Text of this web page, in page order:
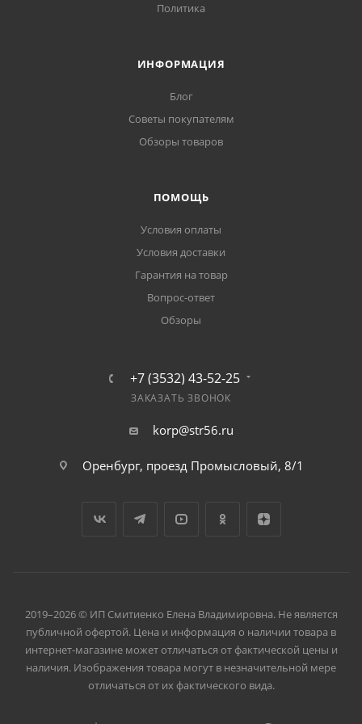
Политика
ИНФОРМАЦИЯ
Блог
Советы покупателям
Обзоры товаров
ПОМОЩЬ
Условия оплаты
Условия доставки
Гарантия на товар
Вопрос-ответ
Обзоры
+7 (3532) 43-52-25
ЗАКАЗАТЬ ЗВОНОК
korp@str56.ru
Оренбург, проезд Промысловый, 8/1
2019–2026 © ИП Смитиенко Елена Владимировна. Не является
публичной офертой. Цена и информация о наличии товара в
интернет-магазине может отличаться от фактической цены и
наличия. Изображения товара могут в незначительной мере
отличаться от их фактического вида.